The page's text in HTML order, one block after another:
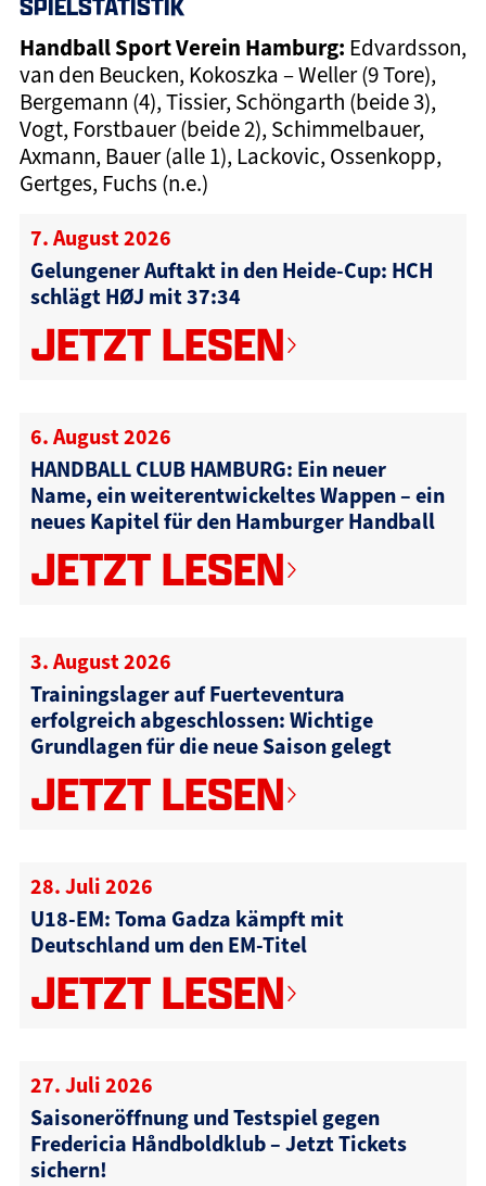
SPIELSTATISTIK
Handball Sport Verein Hamburg: Edvardsson,
van den Beucken, Kokoszka – Weller (9 Tore),
Bergemann (4), Tissier, Schöngarth (beide 3),
Vogt, Forstbauer (beide 2), Schimmelbauer,
Axmann, Bauer (alle 1), Lackovic, Ossenkopp,
Gertges, Fuchs (n.e.)
7. August 2026
Gelungener Auftakt in den Heide-Cup: HCH
schlägt HØJ mit 37:34
JETZT LESEN
6. August 2026
HANDBALL CLUB HAMBURG: Ein neuer
Name, ein weiterentwickeltes Wappen – ein
neues Kapitel für den Hamburger Handball
JETZT LESEN
3. August 2026
Trainingslager auf Fuerteventura
erfolgreich abgeschlossen: Wichtige
Grundlagen für die neue Saison gelegt
JETZT LESEN
28. Juli 2026
U18-EM: Toma Gadza kämpft mit
Deutschland um den EM-Titel
JETZT LESEN
27. Juli 2026
Saisoneröffnung und Testspiel gegen
Fredericia Håndboldklub – Jetzt Tickets
sichern!